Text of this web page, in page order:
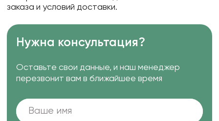
заказа и условий доставки.
Нужна консультация?
Оставьте свои данные, и наш менеджер
перезвонит вам в ближайшее время